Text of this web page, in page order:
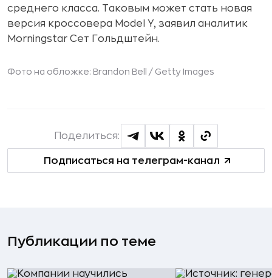
среднего класса. Таковым может стать новая
версия кроссовера Model Y, заявил аналитик
Morningstar Сет Гольдштейн.
Фото на обложке: Brandon Bell / Getty Images
Подписаться на телеграм-канал
Поделиться:
Публикации по теме